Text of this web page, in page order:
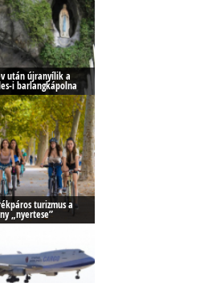
után újranyílik a
i barlangkápolna
turizmus a
„nyertese”